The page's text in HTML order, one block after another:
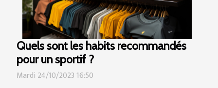
Quels sont les habits recommandés
pour un sportif ?
Mardi 24/10/2023 16:50